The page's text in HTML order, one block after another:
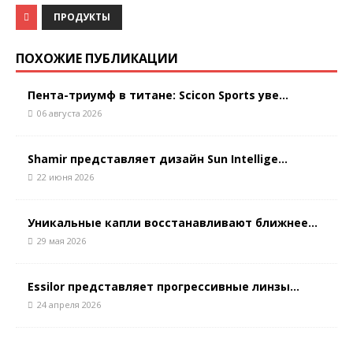
ПРОДУКТЫ
ПОХОЖИЕ ПУБЛИКАЦИИ
Пента-триумф в титане: Scicon Sports уве...
06 августа 2026
Shamir представляет дизайн Sun Intellige...
22 июня 2026
Уникальные капли восстанавливают ближнее...
29 мая 2026
Essilor представляет прогрессивные линзы...
24 апреля 2026